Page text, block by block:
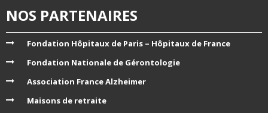
NOS PARTENAIRES
Fondation Hôpitaux de Paris – Hôpitaux de France
Fondation Nationale de Gérontologie
Association France Alzheimer
Maisons de retraite